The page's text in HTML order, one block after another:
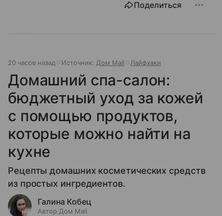
Поделиться
20 часов назад Источник: Дом Mail Лайфхаки
Домашний спа-салон:
бюджетный уход за кожей
с помощью продуктов,
которые можно найти на
кухне
Рецепты домашних косметических средств
из простых ингредиентов.
Галина Кобец
Автор Дом Mail